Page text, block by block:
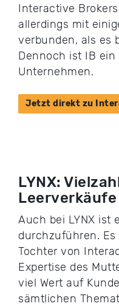
Interactive
allerdings mit
verbunden, als es
Dennoch ist IB ein
Unternehmen.
Jetzt direkt zu
LYNX:
Auch bei LYNX ist
durchzuführen.
Tochter von
Expertise des
viel Wert auf
sämtlichen